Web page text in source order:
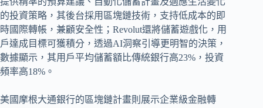
的投資策略，其後台採用區塊鏈技術，支持低成本的即
時國際轉帳，兼顧安全性；Revolut還將儲蓄遊戲化，用
戶達成目標可獲積分，透過AI洞察引導更明智的決策，
數據顯示，其用戶平均儲蓄額比傳統銀行高23%，投資
頻率高18%。
美國摩根大通銀行的區塊鏈計畫則展示企業級金融轉